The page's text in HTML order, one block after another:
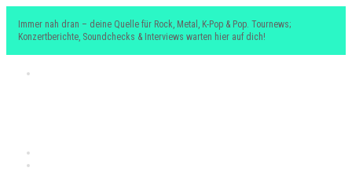
Immer nah dran – deine Quelle für Rock, Metal, K-Pop & Pop. Tournews;
Konzertberichte, Soundchecks & Interviews warten hier auf dich!